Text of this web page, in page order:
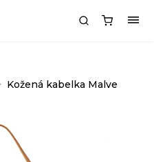
Kožená kabelka Malve